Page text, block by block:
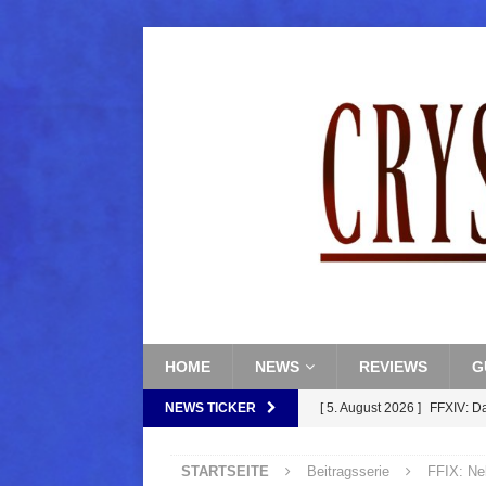
HOME NEWS REVIEWS
NEWS TICKER [ 5. August 2026 ] FFXIV:
[ 5. August 2026 ] FFXIV:
STARTSEITE Beitragsserie FFIX: